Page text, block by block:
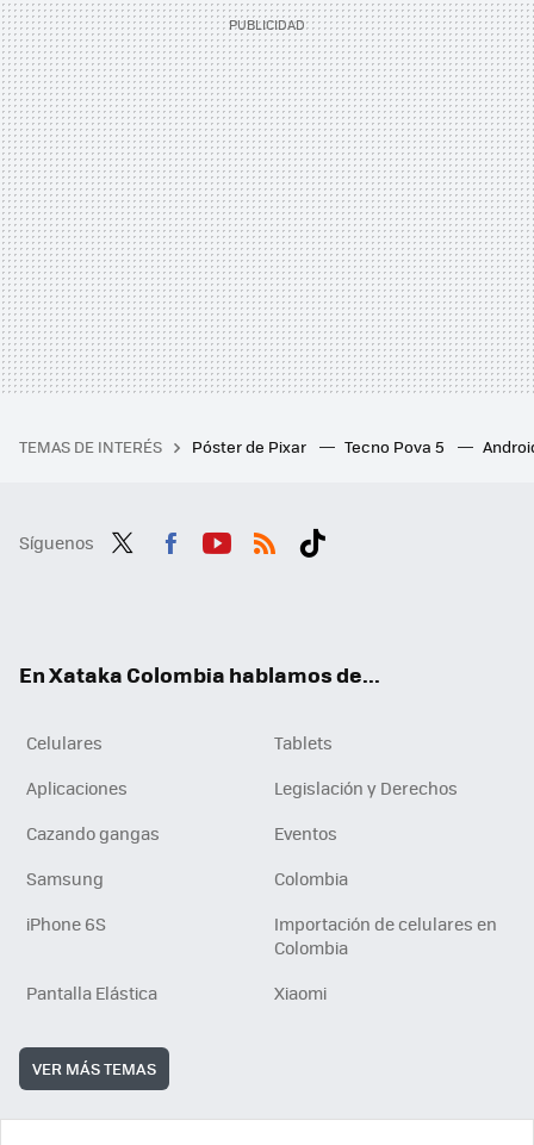
TEMAS DE INTERÉS Póster de Pixar Tecno Pova 5
Síguenos
En Xataka Colombia hablamos de...
Celulares
Tablets
Aplicaciones
Legislación y Derechos
Cazando gangas
Eventos
Samsung
Colombia
iPhone 6S
Importación de celulares en
Colombia
Pantalla Elástica
Xiaomi
VER MÁS TEMAS